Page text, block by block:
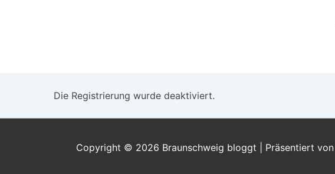
Die Registrierung wurde deaktiviert.
Copyright © 2026 Braunschweig bloggt | Präsentiert von